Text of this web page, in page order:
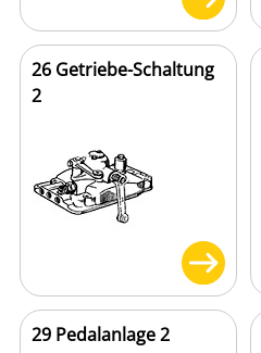
26 Getriebe-Schaltung
2
29 Pedalanlage 2